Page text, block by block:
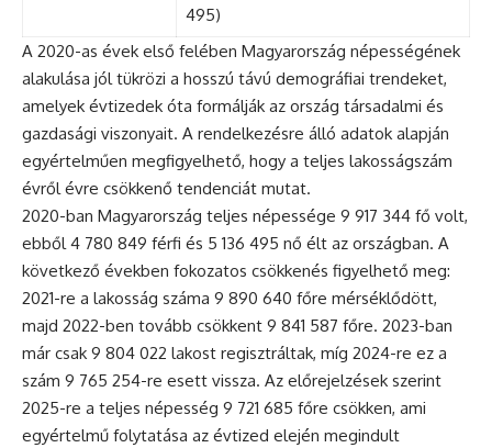
495)
A 2020-as évek első felében Magyarország népességének
alakulása jól tükrözi a hosszú távú demográfiai trendeket,
amelyek évtizedek óta formálják az ország társadalmi és
gazdasági viszonyait. A rendelkezésre álló adatok alapján
egyértelműen megfigyelhető, hogy a teljes lakosságszám
évről évre csökkenő tendenciát mutat.
2020-ban Magyarország teljes népessége 9 917 344 fő volt,
ebből 4 780 849 férfi és 5 136 495 nő élt az országban. A
következő években fokozatos csökkenés figyelhető meg:
2021-re a lakosság száma 9 890 640 főre mérséklődött,
majd 2022-ben tovább csökkent 9 841 587 főre. 2023-ban
már csak 9 804 022 lakost regisztráltak, míg 2024-re ez a
szám 9 765 254-re esett vissza. Az előrejelzések szerint
2025-re a teljes népesség 9 721 685 főre csökken, ami
egyértelmű folytatása az évtized elején megindult